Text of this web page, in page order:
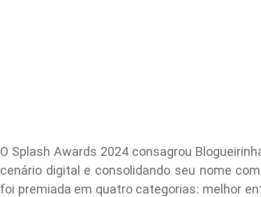
O Splash Awards 2024 consagrou
cenário digital e consolidando seu nome
foi premiada em quatro categorias: melhor